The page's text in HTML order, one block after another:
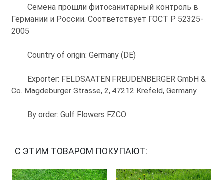
Семена прошли фитосанитарный контроль в
Германии и России. Соответствует ГОСТ Р 52325-
2005
Country of origin: Germany (DE)
Exporter: FELDSAATEN FREUDENBERGER GmbH &
Co. Magdeburger Strasse, 2, 47212 Krefeld, Germany
By order: Gulf Flowers FZCO
С ЭТИМ ТОВАРОМ ПОКУПАЮТ: